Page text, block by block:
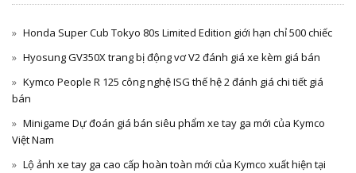
Honda Super Cub Tokyo 80s Limited Edition giới hạn chỉ 500 chiếc
Hyosung GV350X trang bị động vơ V2 đánh giá xe kèm giá bán
Kymco People R 125 công nghệ ISG thế hệ 2 đánh giá chi tiết giá
bán
Minigame Dự đoán giá bán siêu phẩm xe tay ga mới của Kymco
Việt Nam
Lộ ảnh xe tay ga cao cấp hoàn toàn mới của Kymco xuất hiện tại